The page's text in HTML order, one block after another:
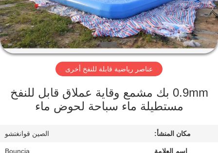
أشرطة
فيديو
معلومات
المعمل
عناصر رياضية قابلة للنفخ أخرى
0.9mm بك مشمع وقاية عملاق قابل للنفخ
مستطيلة ماء سباحة لحوض ماء
مكان المنشأ: الصين قوانغتشو
اسم العلامة
Bouncia